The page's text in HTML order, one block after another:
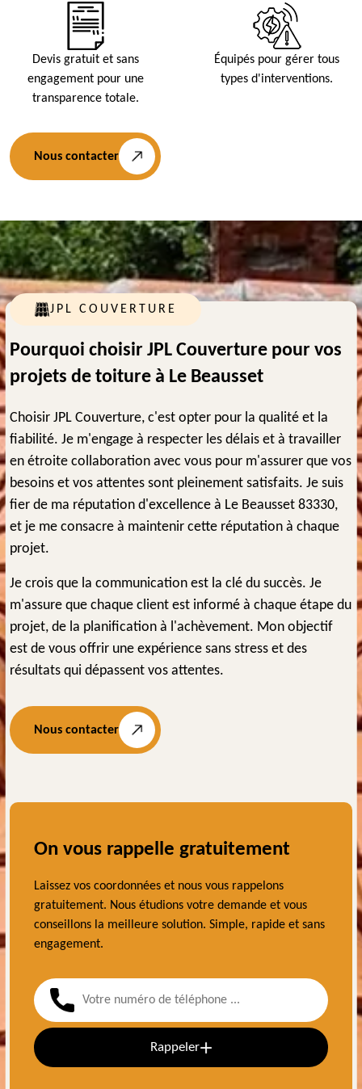
Devis gratuit et sans
engagement pour une
transparence totale.
Équipés pour gérer tous
types d'interventions.
Nous contacter
JPL COUVERTURE
Pourquoi choisir JPL Couverture pour vos
projets de toiture à Le Beausset
Choisir JPL Couverture, c'est opter pour la qualité et la
fiabilité. Je m'engage à respecter les délais et à travailler
en étroite collaboration avec vous pour m'assurer que vos
besoins et vos attentes sont pleinement satisfaits. Je suis
fier de ma réputation d'excellence à Le Beausset 83330,
et je me consacre à maintenir cette réputation à chaque
projet.
Je crois que la communication est la clé du succès. Je
m'assure que chaque client est informé à chaque étape du
projet, de la planification à l'achèvement. Mon objectif
est de vous offrir une expérience sans stress et des
résultats qui dépassent vos attentes.
Nous contacter
On vous rappelle gratuitement
Laissez vos coordonnées et nous vous rappelons
gratuitement. Nous étudions votre demande et vous
conseillons la meilleure solution. Simple, rapide et sans
engagement.
Rappeler